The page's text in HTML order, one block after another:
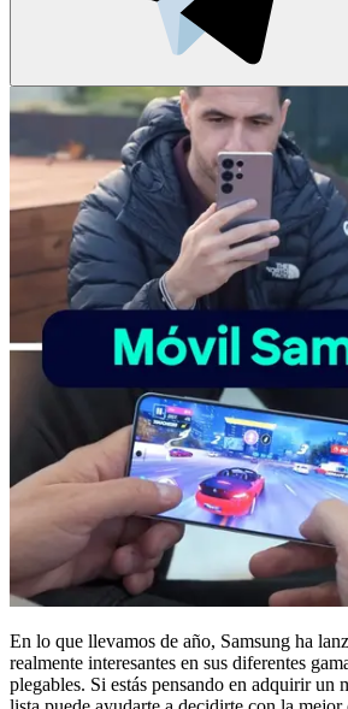
En lo que llevamos de año, Samsung ha
realmente interesantes en sus diferentes
plegables. Si estás pensando en adquirir un